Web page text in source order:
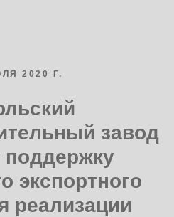
2020 Г.
завод
поддержку
экспортного
реализации